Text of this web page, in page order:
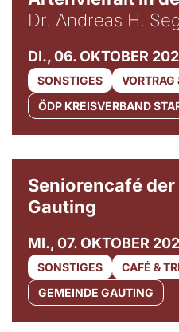
Dr. Andreas H.
DI., 06. OKTOBER
SONSTIGES
VORTRAG
ÖDP KREISVERBAND
Seniorencafé
Gauting
MI., 07. OKTOBER
SONSTIGES
CAFÉ &
GEMEINDE GAUTING